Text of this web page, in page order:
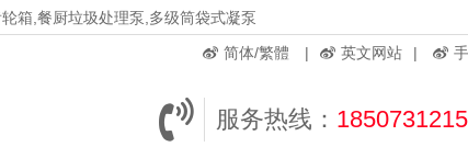
箱,餐厨垃圾处理泵,多级筒袋式凝泵
简体/繁體
| 英文网站 |
服务热线：